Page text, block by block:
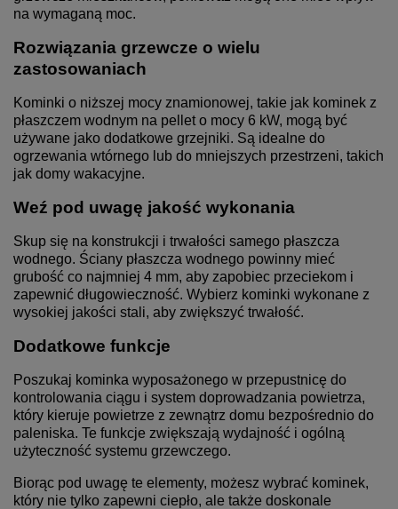
na wymaganą moc.
Rozwiązania grzewcze o wielu
zastosowaniach
Kominki o niższej mocy znamionowej, takie jak kominek z
płaszczem wodnym na pellet o mocy 6 kW, mogą być
używane jako dodatkowe grzejniki. Są idealne do
ogrzewania wtórnego lub do mniejszych przestrzeni, takich
jak domy wakacyjne.
Weź pod uwagę jakość wykonania
Skup się na konstrukcji i trwałości samego płaszcza
wodnego. Ściany płaszcza wodnego powinny mieć
grubość co najmniej 4 mm, aby zapobiec przeciekom i
zapewnić długowieczność. Wybierz kominki wykonane z
wysokiej jakości stali, aby zwiększyć trwałość.
Dodatkowe funkcje
Poszukaj kominka wyposażonego w przepustnicę do
kontrolowania ciągu i system doprowadzania powietrza,
który kieruje powietrze z zewnątrz domu bezpośrednio do
paleniska. Te funkcje zwiększają wydajność i ogólną
użyteczność systemu grzewczego.
Biorąc pod uwagę te elementy, możesz wybrać kominek,
który nie tylko zapewni ciepło, ale także doskonale